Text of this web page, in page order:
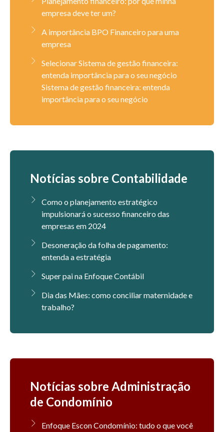
empresa deve ter um?
A importância BPO Financeiro para uma
empresa
Selecionar Sistema de gestão financeira:
entenda importância para o seu negócio
Sistema de gestão financeira: entenda
importância para o seu negócio
Notícias sobre Contabilidade
Como o planejamento estratégico
impulsionará o sucesso financeiro das
empresas em 2024
Desoneração da folha de pagamento:
entenda a estratégia
Super pai na Enfoque Contábil
Dia das Mães: como conciliar maternidade e
trabalho?
Notícias sobre Administração
de Condomínio
Enfoque Escon Condomínio: tudo o que você